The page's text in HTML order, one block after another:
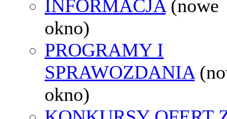
INFORMACJA (nowe
okno)
PROGRAMY I
SPRAWOZDANIA
okno)